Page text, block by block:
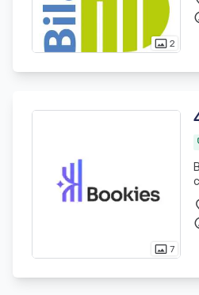
photo_size_select_actual2
photo_size_select_actual7